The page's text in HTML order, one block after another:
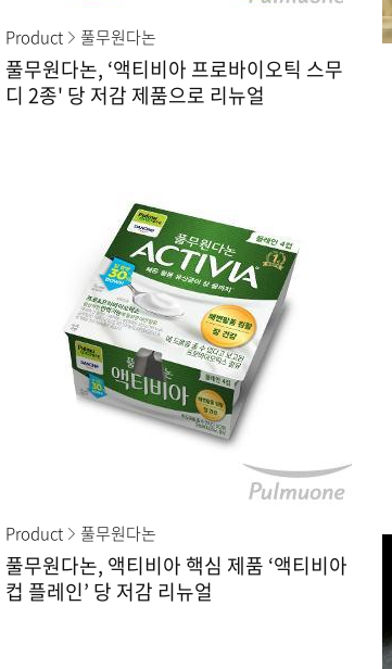
Product 풀무원다논
풀무원다논, ‘액티비아 프로바이오틱 스무
디 2종' 당 저감 제품으로 리뉴얼
Product 풀무원다논
풀무원다논, 액티비아 핵심 제품 ‘액티비아
컵 플레인’ 당 저감 리뉴얼